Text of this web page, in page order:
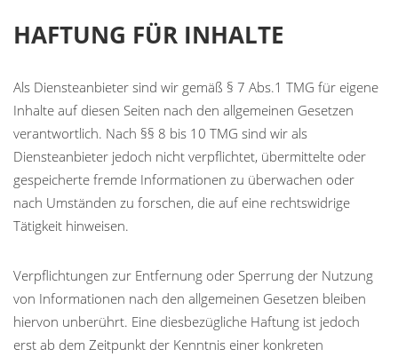
HAFTUNG FÜR INHALTE
Als Diensteanbieter sind wir gemäß § 7 Abs.1 TMG für eigene
Inhalte auf diesen Seiten nach den allgemeinen Gesetzen
verantwortlich. Nach §§ 8 bis 10 TMG sind wir als
Diensteanbieter jedoch nicht verpflichtet, übermittelte oder
gespeicherte fremde Informationen zu überwachen oder
nach Umständen zu forschen, die auf eine rechtswidrige
Tätigkeit hinweisen.
Verpflichtungen zur Entfernung oder Sperrung der Nutzung
von Informationen nach den allgemeinen Gesetzen bleiben
hiervon unberührt. Eine diesbezügliche Haftung ist jedoch
erst ab dem Zeitpunkt der Kenntnis einer konkreten